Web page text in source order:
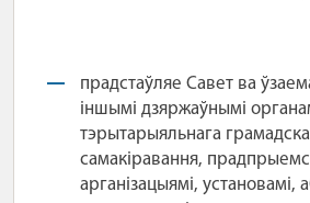
прадстаўляе Савет ва
іншымі дзяржаўнымі
тэрытарыяльнага
самакіравання,
арганізацыямі, установамі,